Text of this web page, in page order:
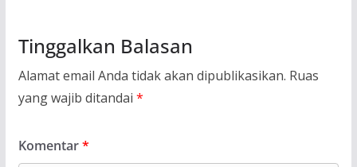
Tinggalkan Balasan
Alamat email Anda tidak akan dipublikasikan. Ruas
yang wajib ditandai *
Komentar*